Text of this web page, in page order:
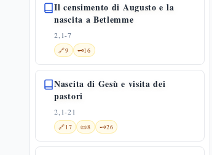
Il censimento di Augusto e la
nascita a Betlemme
2,1-7
🔗9 🗝️16
Nascita di Gesù e visita dei
pastori
2,1-21
🔗17 📜8 🗝️26